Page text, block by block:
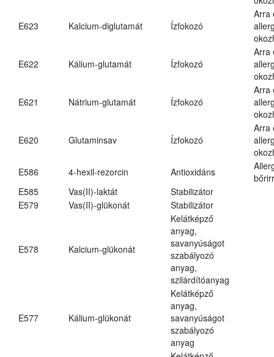
E623 Kalcium-diglutamát Ízfokozó
Arra
E622 Kálium-glutamát Ízfokozó
Arra
E621 Nátrium-glutamát Ízfokozó
Arra
E620 Glutaminsav Ízfokozó
Arra
E586
4-hexil-rezorcin Antioxidáns
E585
Vas(II)-laktát
Stabilizátor
E579
Vas(II)-glükonát Stabilizátor
E578 Kalcium-glükonát
Kelátképző
anyag,
savanyúságot
szabályozó
anyag,
szilárdítóanyag
E577 Kálium-glükonát
Kelátképző
anyag,
savanyúságot
szabályozó
anyag